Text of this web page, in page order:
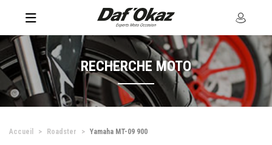
RECHERCHE MOTO
Accueil Roadster Yamaha MT-09 900